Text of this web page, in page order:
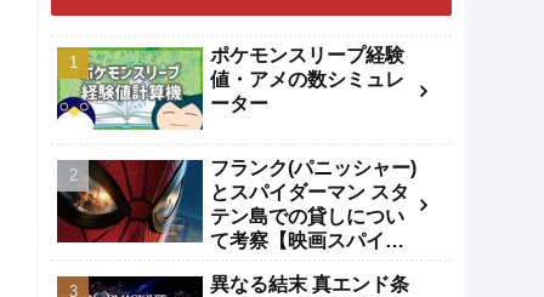
ポケモンスリープ経験
値・アメの数シミュレ
ーター
フランク(パニッシャー)
とスパイダーマン スタ
テン島での貸しについ
て考察【映画スパイダ
異なる結末 真エンド条